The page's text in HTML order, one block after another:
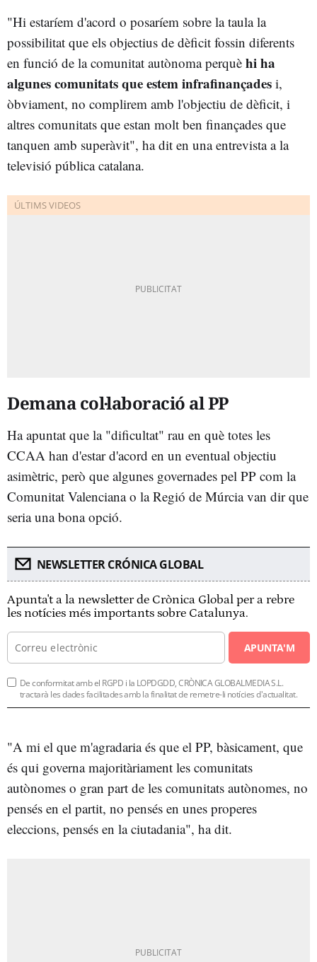
"Hi estaríem d'acord o posaríem sobre la taula la
possibilitat que els objectius de dèficit fossin diferents
en funció de la comunitat autònoma perquè hi ha
algunes comunitats que estem infrafinançades i,
òbviament, no complirem amb l'objectiu de dèficit, i
altres comunitats que estan molt ben finançades que
tanquen amb superàvit", ha dit en una entrevista a la
televisió pública catalana.
Demana col·laboració al PP
Ha apuntat que la "dificultat" rau en què totes les
CCAA han d'estar d'acord en un eventual objectiu
asimètric, però que algunes governades pel PP com la
Comunitat Valenciana o la Regió de Múrcia van dir que
seria una bona opció.
NEWSLETTER CRÓNICA GLOBAL
Apunta't a la newsletter de Crònica Global per a rebre
les notícies més importants sobre Catalunya.
APUNTA'M
De conformitat amb el RGPD i la LOPDGDD, CRÒNICA GLOBALMEDIA S.L.
tractarà les dades facilitades amb la finalitat de remetre-li notícies d'actualitat.
"A mi el que m'agradaria és que el PP, bàsicament, que
és qui governa majoritàriament les comunitats
autònomes o gran part de les comunitats autònomes, no
pensés en el partit, no pensés en unes properes
eleccions, pensés en la ciutadania", ha dit.